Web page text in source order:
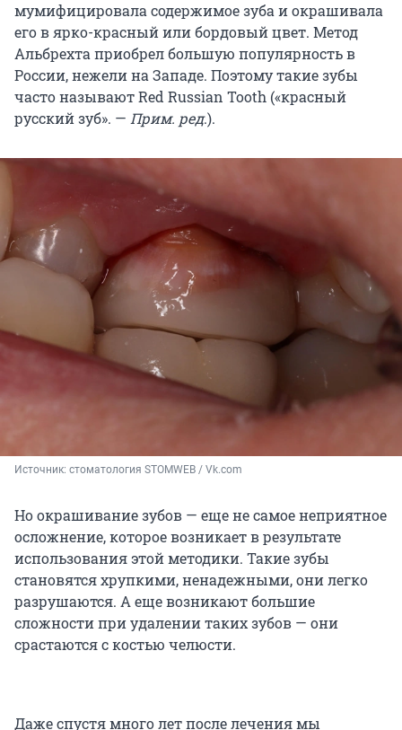
мумифицировала содержимое зуба и окрашивала
его в ярко-красный или бордовый цвет. Метод
Альбрехта приобрел большую популярность в
России, нежели на Западе. Поэтому такие зубы
часто называют Red Russian Tooth («красный
русский зуб». — Прим. ред.).
Источник: стоматология STOMWEB / Vk.com
Но окрашивание зубов — еще не самое неприятное
осложнение, которое возникает в результате
использования этой методики. Такие зубы
становятся хрупкими, ненадежными, они легко
разрушаются. А еще возникают большие
сложности при удалении таких зубов — они
срастаются с костью челюсти.
Даже спустя много лет после лечения мы